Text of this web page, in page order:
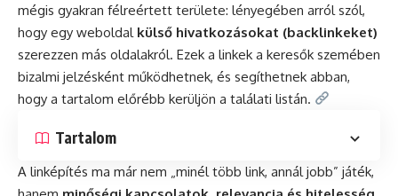
mégis gyakran félreértett területe: lényegében arról szól,
hogy egy weboldal külső hivatkozásokat (backlinkeket)
szerezzen más oldalakról. Ezek a linkek a keresők szemében
bizalmi jelzésként működhetnek, és segíthetnek abban,
hogy a tartalom előrébb kerüljön a találati listán.
Tartalom
A linképítés ma már nem „minél több link, annál jobb” játék,